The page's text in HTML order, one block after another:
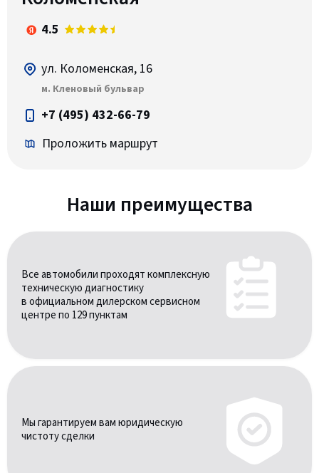
4.5
ул. Коломенская, 16
м. Кленовый бульвар
+7 (495) 432-66-79
Проложить маршрут
Наши преимущества
Все автомобили проходят комплексную
техническую диагностику
в официальном дилерском сервисном
центре по 129 пунктам
Мы гарантируем вам юридическую
чистоту сделки